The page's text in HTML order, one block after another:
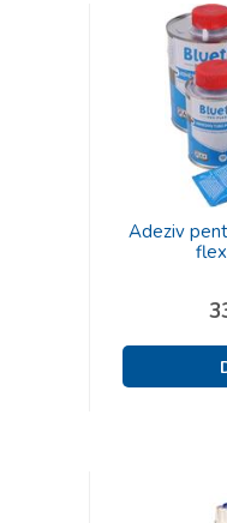
Adeziv